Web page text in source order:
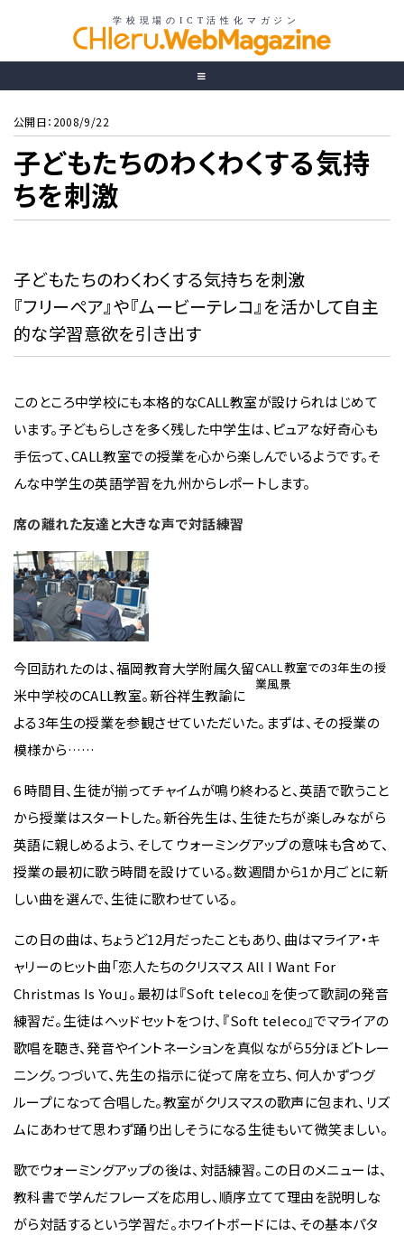
公開日：2008/9/22
子どもたちのわくわくする気持
ちを刺激
子どもたちのわくわくする気持ちを刺激
『フリーぺア』や『ムービーテレコ』を活かして自主
的な学習意欲を引き出す
このところ中学校にも本格的なCALL教室が設けられはじめて
います。子どもらしさを多く残した中学生は、ピュアな好奇心も
手伝って、CALL教室での授業を心から楽しんでいるようです。そ
んな中学生の英語学習を九州からレポートします。
席の離れた友達と大きな声で対話練習
CALL教室での3年生の授
業風景
今回訪れたのは、福岡教育大学附属久留
米中学校のCALL教室。新谷祥生教諭に
よる3年生の授業を参観させていただいた。まずは、その授業の
模様から……
6 時間目、生徒が揃ってチャイムが鳴り終わると、英語で歌うこと
から授業はスタートした。新谷先生は、生徒たちが楽しみながら
英語に親しめるよう、そして ウォーミングアップの意味も含めて、
授業の最初に歌う時間を設けている。数週間から1か月ごとに新
しい曲を選んで、生徒に歌わせている。
この日の曲は、ちょうど12月だったこともあり、曲はマライア・キ
ャリーのヒット曲「恋人たちのクリスマス All I Want For
Christmas Is You」。最初は『Soft teleco』を使って歌詞の発音
練習だ。生徒はヘッドセットをつけ、『Soft teleco』でマライアの
歌唱を聴き、発音やイントネーションを真似ながら5分ほどトレー
ニング。つづいて、先生の指示に従って席を立ち、何人かずつグ
ループになって合唱した。教室がクリスマスの歌声に包まれ、リズ
ムにあわせて思わず踊り出しそうになる生徒もいて微笑ましい。
歌でウォーミングアップの後は、対話練習。この日のメニューは、
教科書で学んだフレーズを応用し、順序立てて理由を説明しな
がら対話するという学習だ。ホワイトボードには、その基本パタ